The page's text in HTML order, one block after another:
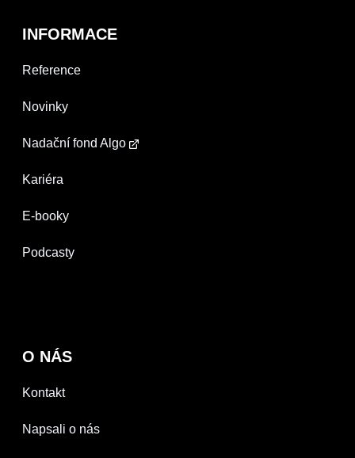
INFORMACE
Reference
Novinky
Nadační fond Algo
Kariéra
E-booky
Podcasty
O NÁS
Kontakt
Napsali o nás